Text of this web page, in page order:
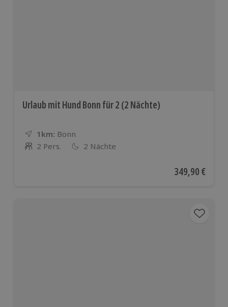
Urlaub mit Hund Bonn für 2 (2 Nächte)
1km: Entfernung
Standort
Bonn
Anzahl der Teilnehmer
2 Pers. 2 Nächte
Aktueller Preis
349,90 €